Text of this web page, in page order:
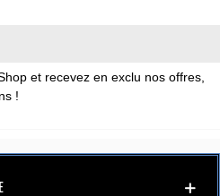
et recevez en exclu nos offres,
!